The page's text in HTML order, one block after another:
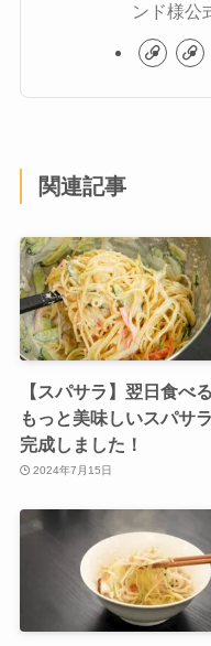
ンド様公
関連記事
【スパサラ】翌日食べ
もっと美味しいスパサ
完成しました！
2024年7月15日